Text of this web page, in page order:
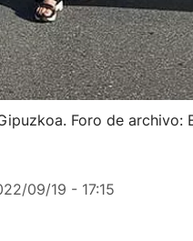
Foro de archivo:
09/19 - 17:15